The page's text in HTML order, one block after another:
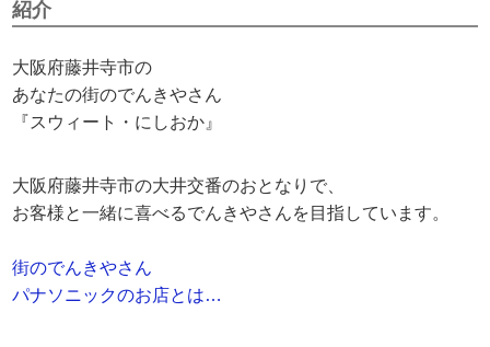
紹介
大阪府藤井寺市の
あなたの街のでんきやさん
『スウィート・にしおか』
大阪府藤井寺市の大井交番のおとなりで、
お客様と一緒に喜べるでんきやさんを目指しています。
街のでんきやさん
パナソニックのお店とは…